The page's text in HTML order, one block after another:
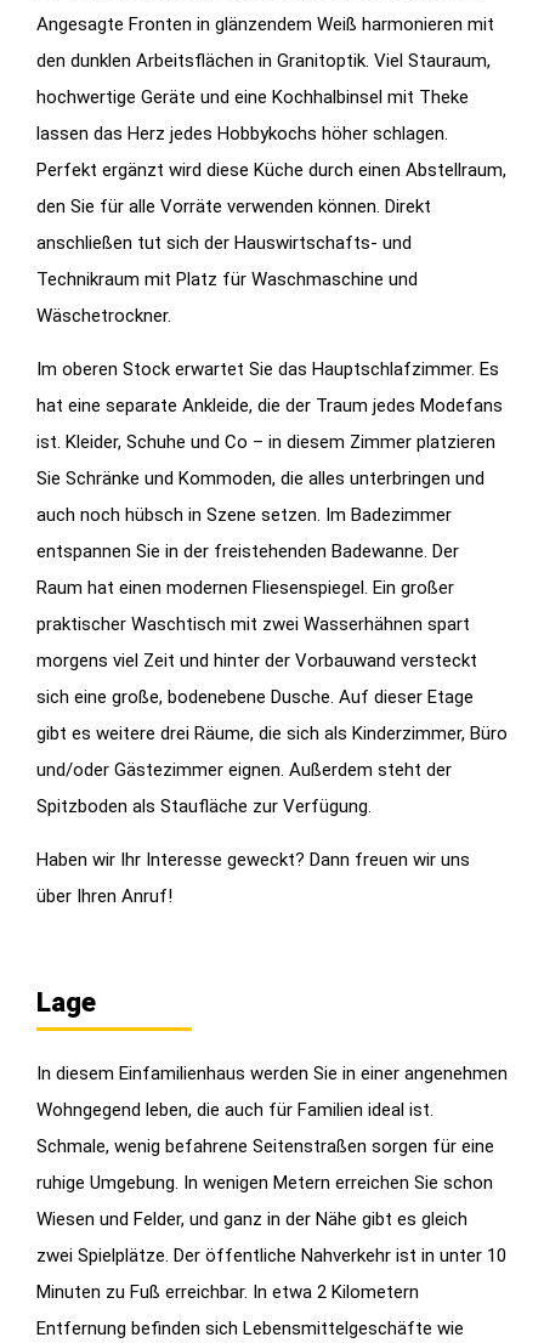
Angesagte Fronten in glänzendem Weiß harmonieren mit
den dunklen Arbeitsflächen in Granitoptik. Viel Stauraum,
hochwertige Geräte und eine Kochhalbinsel mit Theke
lassen das Herz jedes Hobbykochs höher schlagen.
Perfekt ergänzt wird diese Küche durch einen Abstellraum,
den Sie für alle Vorräte verwenden können. Direkt
anschließen tut sich der Hauswirtschafts- und
Technikraum mit Platz für Waschmaschine und
Wäschetrockner.
Im oberen Stock erwartet Sie das Hauptschlafzimmer. Es
hat eine separate Ankleide, die der Traum jedes Modefans
ist. Kleider, Schuhe und Co – in diesem Zimmer platzieren
Sie Schränke und Kommoden, die alles unterbringen und
auch noch hübsch in Szene setzen. Im Badezimmer
entspannen Sie in der freistehenden Badewanne. Der
Raum hat einen modernen Fliesenspiegel. Ein großer
praktischer Waschtisch mit zwei Wasserhähnen spart
morgens viel Zeit und hinter der Vorbauwand versteckt
sich eine große, bodenebene Dusche. Auf dieser Etage
gibt es weitere drei Räume, die sich als Kinderzimmer, Büro
und/oder Gästezimmer eignen. Außerdem steht der
Spitzboden als Staufläche zur Verfügung.
Haben wir Ihr Interesse geweckt? Dann freuen wir uns
über Ihren Anruf!
Lage
In diesem Einfamilienhaus werden Sie in einer angenehmen
Wohngegend leben, die auch für Familien ideal ist.
Schmale, wenig befahrene Seitenstraßen sorgen für eine
ruhige Umgebung. In wenigen Metern erreichen Sie schon
Wiesen und Felder, und ganz in der Nähe gibt es gleich
zwei Spielplätze. Der öffentliche Nahverkehr ist in unter 10
Minuten zu Fuß erreichbar. In etwa 2 Kilometern
Entfernung befinden sich Lebensmittelgeschäfte wie